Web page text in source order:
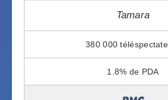
Tamara
380 000
1.8%